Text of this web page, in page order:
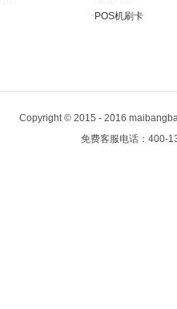
· POS机刷卡
Copyright© 2015 - 2016
免费客服电话：400-